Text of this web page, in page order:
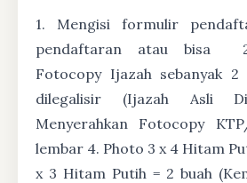
1. Mengisi formulir
pendaftaran atau bisa
Fotocopy Ijazah sebanyak
dilegalisir (Ijazah Asli
Menyerahkan Fotocopy
lembar 4. Photo 3 x 4 Hitam
x 3 Hitam Putih = 2 buah